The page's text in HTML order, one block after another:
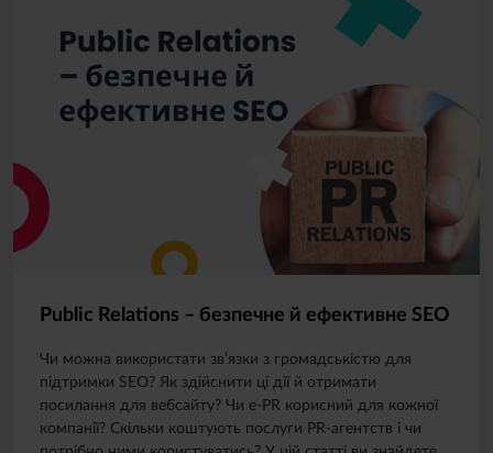
Public Relations – безпечне й ефективне SEO
Чи можна використати зв’язки з громадськістю для
підтримки SEO? Як здійснити ці дії й отримати
посилання для вебсайту? Чи e-PR корисний для кожної
компанії? Скільки коштують послуги PR-агентств і чи